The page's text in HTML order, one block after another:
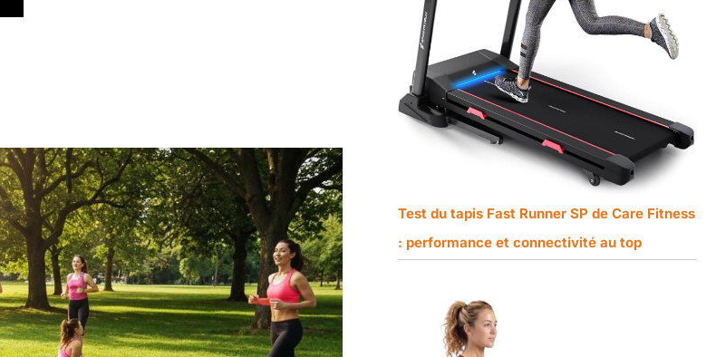
Test du tapis Fast Runner SP de Care Fitness
: performance et connectivité au top